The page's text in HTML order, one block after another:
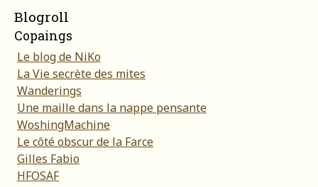
Blogroll
Copaings
Le blog de NiKo
La Vie secrète des mites
Wanderings
Une maille dans la nappe pensante
WoshingMachine
Le côté obscur de la Farce
Gilles Fabio
HFOSAF